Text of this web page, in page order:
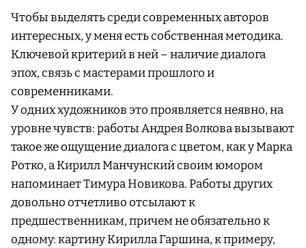
Чтобы выделять среди современных авторов
интересных, у меня есть собственная методика.
Ключевой критерий в ней – наличие диалога
эпох, связь с мастерами прошлого и
современниками.
У одних художников это проявляется неявно, на
уровне чувств: работы Андрея Волкова вызывают
такое же ощущение диалога с цветом, как у Марка
Ротко, а Кирилл Манчунский своим юмором
напоминает Тимура Новикова. Работы других
довольно отчетливо отсылают к
предшественникам, причем не обязательно к
одному: картину Кирилла Гаршина, к примеру,